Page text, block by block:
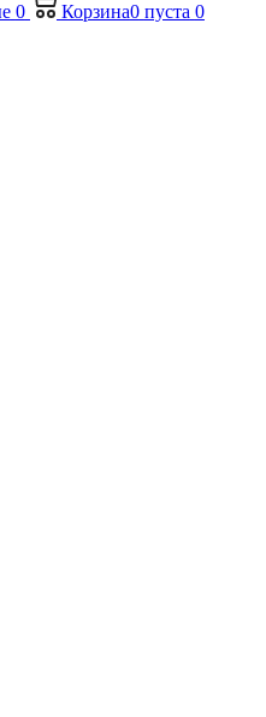
0 Корзина0 пуста 0